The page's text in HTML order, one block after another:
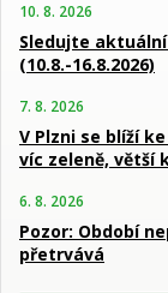
10. 8. 2026
Sledujte
(10.8.-16.8.2026)
7. 8. 2026
V Plzni se blíží
víc zeleně, větší
6. 8. 2026
Pozor: Období
přetrvává